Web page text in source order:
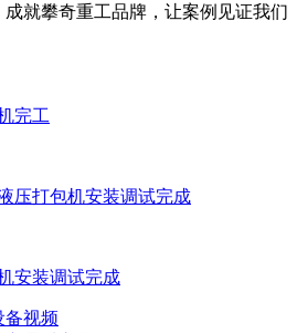
就攀奇重工品牌，让案例见证我们
完工
压打包机安装调试完成
安装调试完成
备视频